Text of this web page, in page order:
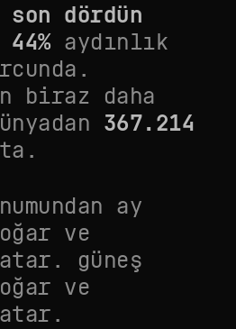
son dördün
44%aydınlık
biraz daha
367.214
ay
ve
güneş
ve